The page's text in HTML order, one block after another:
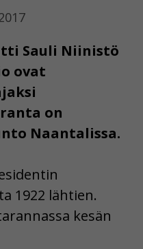
Sauli Niinistö
ovat
on
Naantalissa.
1922 lähtien.
kesän